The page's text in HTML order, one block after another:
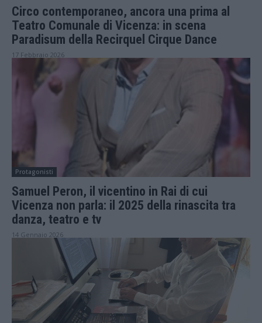
Circo contemporaneo, ancora una prima al
Teatro Comunale di Vicenza: in scena
Paradisum della Recirquel Cirque Dance
17 Febbraio 2026
Protagonisti
Samuel Peron, il vicentino in Rai di cui
Vicenza non parla: il 2025 della rinascita tra
danza, teatro e tv
14 Gennaio 2026